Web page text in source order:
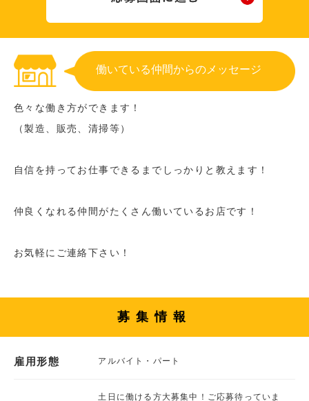
働いている仲間からのメッセージ
色々な働き方ができます！
（製造、販売、清掃等）
自信を持ってお仕事できるまでしっかりと教えます！
仲良くなれる仲間がたくさん働いているお店です！
お気軽にご連絡下さい！
募集情報
雇用形態 アルバイト・パート
土日に働ける方大募集中！ご応募待っていま